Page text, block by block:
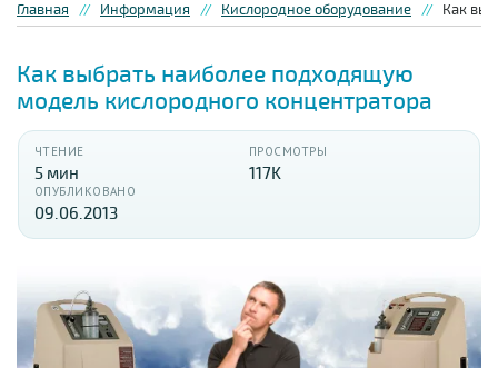
Главная Информация Кислородное оборудование Как
Как выбрать наиболее подходящую
модель кислородного концентратора
ЧТЕНИЕ
5 мин
ПРОСМОТРЫ
117K
ОПУБЛИКОВАНО
09.06.2013